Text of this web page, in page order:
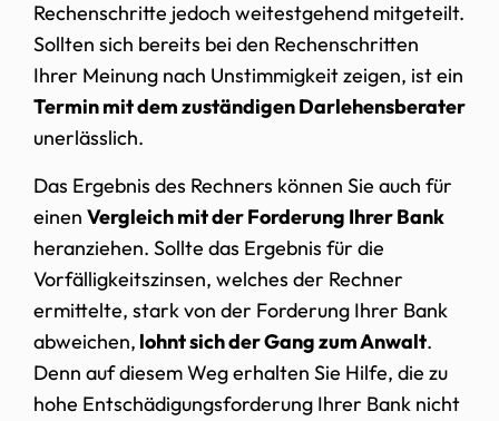
Rechenschritte jedoch weitestgehend mitgeteilt.
Sollten sich bereits bei den Rechenschritten
Ihrer Meinung nach Unstimmigkeit zeigen, ist ein
Termin mit dem zuständigen Darlehensberater
unerlässlich.
Das Ergebnis des Rechners können Sie auch für
einen Vergleich mit der Forderung Ihrer Bank
heranziehen. Sollte das Ergebnis für die
Vorfälligkeitszinsen, welches der Rechner
ermittelte, stark von der Forderung Ihrer Bank
abweichen, lohnt sich der Gang zum Anwalt.
Denn auf diesem Weg erhalten Sie Hilfe, die zu
hohe Entschädigungsforderung Ihrer Bank nicht